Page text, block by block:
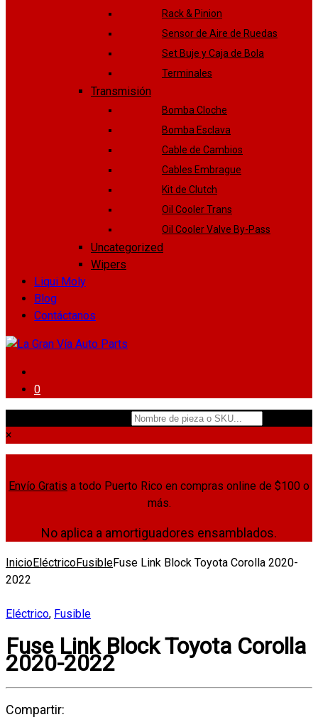
Rack & Pinion
Sensor de Aire de Ruedas
Set Buje y Caja de Bola
Terminales
Transmisión
Bomba Cloche
Bomba Esclava
Cable de Cambios
Cables Embrague
Kit de Clutch
Oil Cooler Trans
Oil Cooler Valve By-Pass
Uncategorized
Wipers
Liqui Moly
Blog
Contáctanos
0
×
Envío Gratis a todo Puerto Rico en compras online de $100 o
más.
No aplica a amortiguadores ensamblados.
InicioEléctricoFusibleFuse Link Block Toyota Corolla 2020-
2022
Eléctrico, Fusible
Fuse Link Block Toyota Corolla
2020-2022
Compartir: